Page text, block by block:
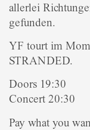
allerlei
gefunden.
YF tourt im
STRANDED.
Doors 19:30
Concert 20:30
Pay what you